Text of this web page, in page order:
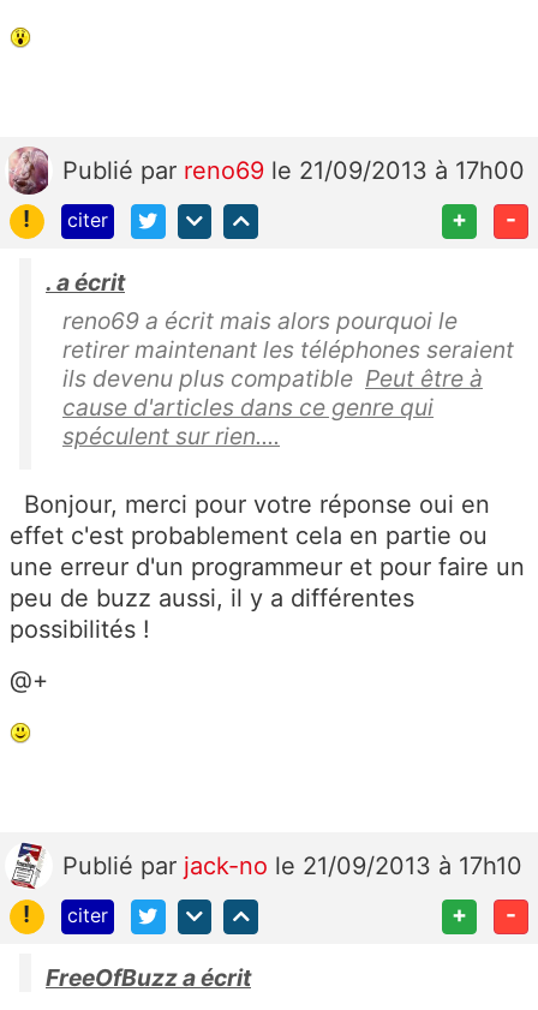
Publié par reno69 le 21/09/2013 à 17h00
!
citer + -
. a écrit
reno69 a écrit mais alors pourquoi le
retirer maintenant les téléphones seraient
ils devenu plus compatible Peut être à
cause d'articles dans ce genre qui
spéculent sur rien....
Bonjour, merci pour votre réponse oui en
effet c'est probablement cela en partie ou
une erreur d'un programmeur et pour faire un
peu de buzz aussi, il y a différentes
possibilités !
@+
Publié par jack-no le 21/09/2013 à 17h10
!
citer + -
FreeOfBuzz a écrit